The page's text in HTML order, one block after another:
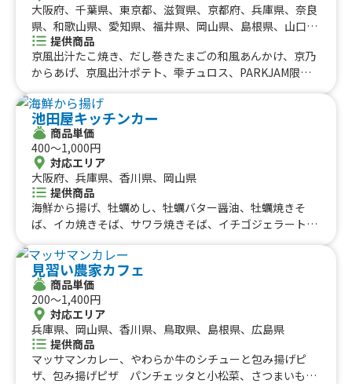
大阪府、千葉県、東京都、滋賀県、京都府、兵庫県、奈良
県、和歌山県、愛知県、福井県、岡山県、島根県、山口
県、徳島県、香川県、愛媛県、岩手県、宮城県、神奈川
県、栃木県、群馬県、石川県、長野県、静岡県、三重県、
岐阜県、鳥取県
提供商品
京風出汁たこ焼き、だし巻きたまごの和風あんかけ、京乃
からあげ、京風出汁ポテト、雫チュロス、PARKJAM限
ト、アイスブリュレクレープ、黄桃氷、大吉からあげ、削
りマンゴー、いちご氷、かき氷、からあげ弁当、大吉から
あげ丼、とろとろ杏仁豆腐、台湾からあげ、ジーロー飯、
ルーロー飯、トロトロ豚バラ軟骨角煮飯、チキンオーバー
ライス、鶏皮せんべい、MAXポテト、中津からあげ
池田屋キッチンカー
商品単価
400〜1,000円
対応エリア
大阪府、兵庫県、香川県、岡山県
提供商品
海鮮から揚げ、牡蠣めし、牡蠣バター醤油、牡蠣焼きそ
ば、イカ焼きそば、サワラ焼きそば、イチゴジェラート、
産 イカの姿焼き、さわらの串カツ、さかなの竜田揚げ、
サワラの焼きそば、サワラサンド、シャカシャカだしポテ
ト、ハッシュポテト、びびび本醸造（日本酒1杯）、島シ
ャン、島ルージュ （赤ワイン）、小豆島醸造 アルバリ
ーニョ（白ワイングラス）、小豆島醸造 木樽熟成メルロ
ー（赤ワイングラス）、アサヒビール
見習い農家カフェ
商品単価
200〜1,400円
対応エリア
兵庫県、岡山県、香川県、鳥取県、島根県、広島県
提供商品
マッサマンカレー、やわらか牛のシチューと包み揚げピ
ザ、包み揚げピザ パンチェッタと小松菜、さつまいもチ